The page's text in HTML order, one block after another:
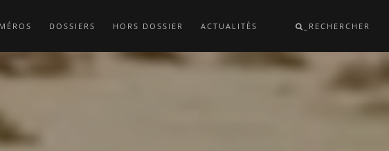
DOSSIERS HORS DOSSIER ACTUALITÉS _RECHERCHER